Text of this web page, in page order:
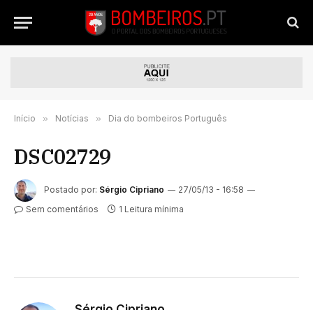
Início » Notícias » Dia do bombeiros Português
DSC02729
Postado por: Sérgio Cipriano
27/05/13 - 16:58
Sem comentários
1 Leitura mínima